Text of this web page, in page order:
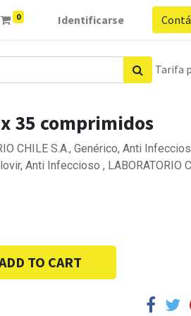
0 Identificarse
Tarifa
35 comprimidos
CHILE S.A., Genérico, Anti
Anti Infeccioso , LABORATORIO
TO CART